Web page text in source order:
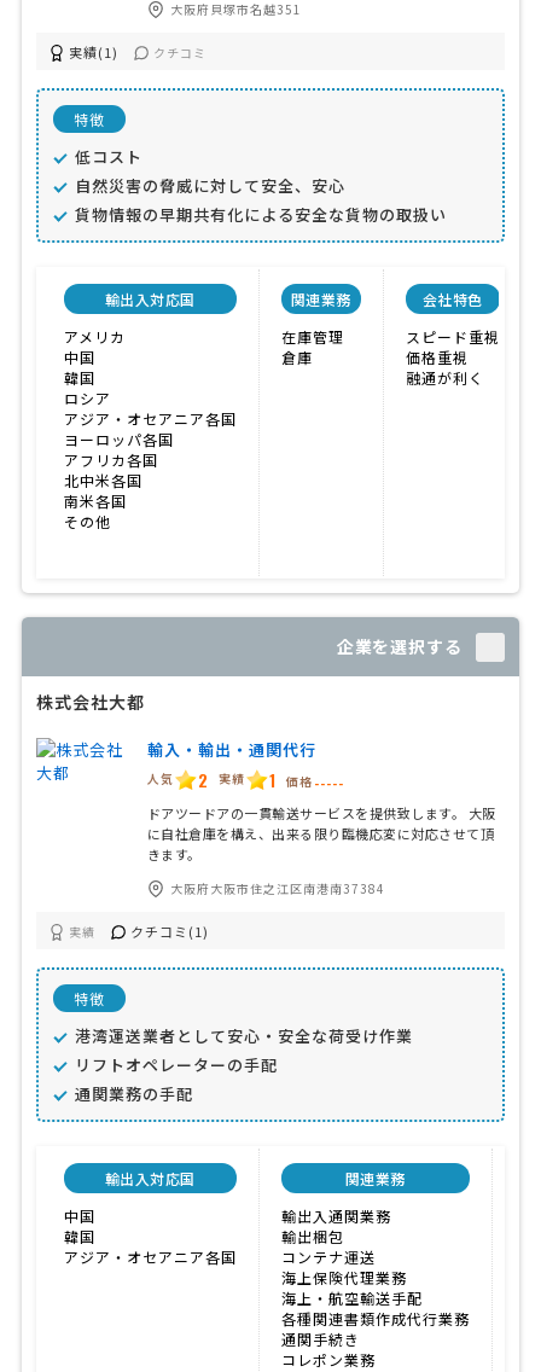
大阪府貝塚市名越351
実績(1) クチコミ
特徴
低コスト
自然災害の脅威に対して安全、安心
貨物情報の早期共有化による安全な貨物の取扱い
輸出入対応国
アメリカ
中国
韓国
ロシア
アジア・オセアニア各国
ヨーロッパ各国
アフリカ各国
北中米各国
南米各国
その他
関連業務
在庫管理
倉庫
会社特色
スピード重視
価格重視
融通が利く
企業を選択する
株式会社大都
輸入・輸出・通関代行
人気 2 実績 1 価格 -----
ドアツードアの一貫輸送サービスを提供致します。 大阪
に自社倉庫を構え、出来る限り臨機応変に対応させて頂
きます。
大阪府大阪市住之江区南港南37384
実績 クチコミ(1)
特徴
港湾運送業者として安心・安全な荷受け作業
リフトオペレーターの手配
通関業務の手配
輸出入対応国
中国
韓国
アジア・オセアニア各国
関連業務
輸出入通関業務
輸出梱包
コンテナ運送
海上保険代理業務
海上・航空輸送手配
各種関連書類作成代行業務
通関手続き
コレポン業務